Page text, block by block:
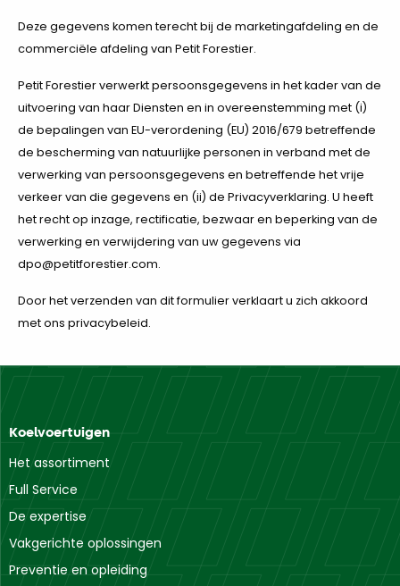
Deze gegevens komen terecht bij de marketingafdeling en de
commerciële afdeling van Petit Forestier.
Petit Forestier verwerkt persoonsgegevens in het kader van de
uitvoering van haar Diensten en in overeenstemming met (i)
de bepalingen van EU-verordening (EU) 2016/679 betreffende
de bescherming van natuurlijke personen in verband met de
verwerking van persoonsgegevens en betreffende het vrije
verkeer van die gegevens en (ii) de Privacyverklaring. U heeft
het recht op inzage, rectificatie, bezwaar en beperking van de
verwerking en verwijdering van uw gegevens via
dpo@petitforestier.com.
Door het verzenden van dit formulier verklaart u zich akkoord
met ons privacybeleid.
Koelvoertuigen
Het assortiment
Full Service
De expertise
Vakgerichte oplossingen
Preventie en opleiding